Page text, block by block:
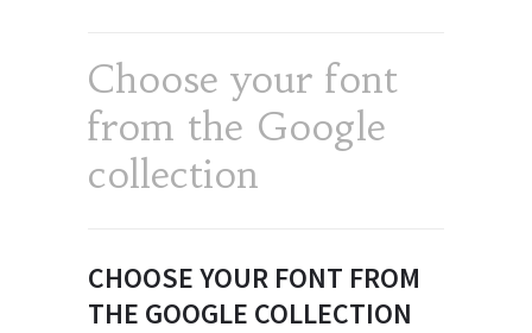
Choose your font
from the Google
collection
CHOOSE YOUR FONT FROM
THE GOOGLE COLLECTION